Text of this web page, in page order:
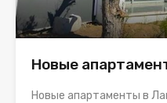
Новые
Новые апартаменты в